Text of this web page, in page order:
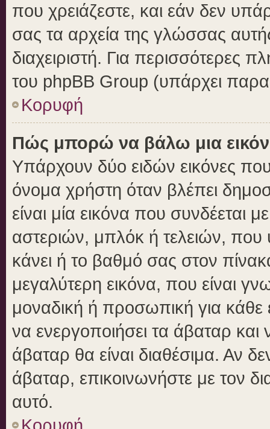
που χρειάζεστε, και εάν δεν
σας τα αρχεία της γλώσσας
διαχειριστή. Για περισσότερες
του phpBB Group (υπάρχει
Κορυφή
Πώς μπορώ να βάλω μια
Υπάρχουν δύο ειδών εικόνες
όνομα χρήστη όταν βλέπει
είναι μία εικόνα που
αστεριών, μπλόκ ή τελειών, που
κάνει ή το βαθμό σας στον
μεγαλύτερη εικόνα, που είναι
μοναδική ή προσωπική για κάθε
να ενεργοποιήσει τα άβαταρ και
άβαταρ θα είναι διαθέσιμα. Αν
άβαταρ, επικοινωνήστε με τον
αυτό.